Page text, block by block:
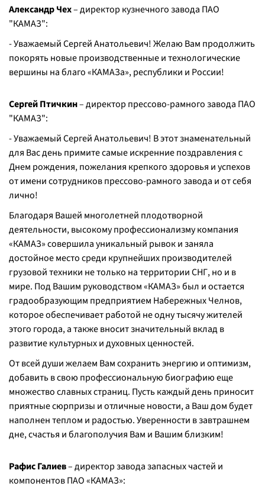
Александр Чех– директор кузнечного завода ПАО
"КАМАЗ":
- Уважаемый Сергей Анатольевич! Желаю Вам продолжить
покорять новые производственные и технологические
вершины на благо «КАМАЗа», республики и России!
Сергей Птичкин– директор прессово-рамного завода ПАО
"КАМАЗ":
- Уважаемый Сергей Анатольевич! В этот знаменательный
для Вас день примите самые искренние поздравления с
Днем рождения, пожелания крепкого здоровья и успехов
от имени сотрудников прессово-рамного завода и от себя
лично!
Благодаря Вашей многолетней плодотворной
деятельности, высокому профессионализму компания
«КАМАЗ» совершила уникальный рывок и заняла
достойное место среди крупнейших производителей
грузовой техники не только на территории СНГ, но и в
мире. Под Вашим руководством «КАМАЗ» был и остается
градообразующим предприятием Набережных Челнов,
которое обеспечивает работой не одну тысячу жителей
этого города, а также вносит значительный вклад в
развитие культурных и духовных ценностей.
От всей души желаем Вам сохранить энергию и оптимизм,
добавить в свою профессиональную биографию еще
множество славных страниц. Пусть каждый день приносит
приятные сюрпризы и отличные новости, а Ваш дом будет
наполнен теплом и радостью. Уверенности в завтрашнем
дне, счастья и благополучия Вам и Вашим близким!
Рафис Галиев– директор завода запасных частей и
компонентов ПАО «КАМАЗ»: